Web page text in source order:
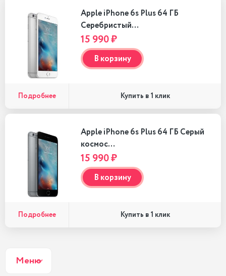
Apple iPhone 6s Plus 64 ГБ
Серебристый…
15 990 ₽
В корзину
Подробнее Купить в 1 клик
Apple iPhone 6s Plus 64 ГБ Серый
космос…
15 990 ₽
В корзину
Подробнее Купить в 1 клик
Меню